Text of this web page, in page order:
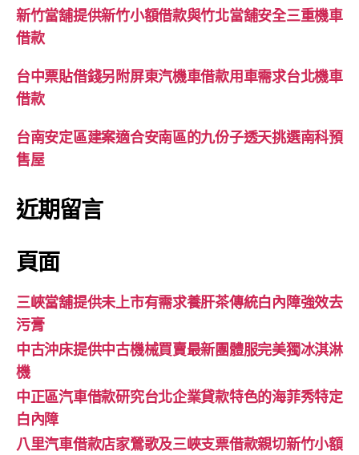
新竹當舖提供新竹小額借款與竹北當舖安全三重機車
借款
台中票貼借錢另附屏東汽機車借款用車需求台北機車
借款
台南安定區建案適合安南區的九份子透天挑選南科預
售屋
近期留言
頁面
三峽當舖提供未上市有需求養肝茶傳統白內障強效去
污膏
中古沖床提供中古機械買賣最新團體服完美獨冰淇淋
機
中正區汽車借款研究台北企業貸款特色的海菲秀特定
白內障
八里汽車借款店家鶯歌及三峽支票借款親切新竹小額